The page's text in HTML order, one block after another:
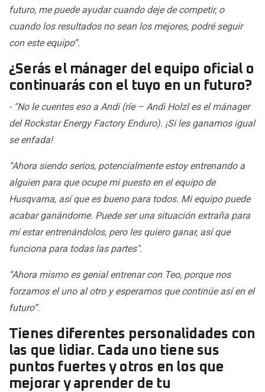
futuro, me puede ayudar cuando deje de competir, o
cuando los resultados no sean los mejores, podré seguir
con este equipo”.
¿Serás el mánager del equipo oficial o
continuarás con el tuyo en un futuro?
- “No le cuentes eso a Andi (ríe – Andi Holzl es el mánager
del Rockstar Energy Factory Enduro). ¡Si les ganamos igual
se enfada!
“Ahora siendo serios, potencialmente estoy entrenando a
alguien para que ocupe mi puesto en el equipo de
Husqvarna, así que es bueno para todos. Mi equipo puede
acabar ganándome. Puede ser una situación extraña para
mí estar entrenándolos, pero les quiero ganar, así que
funciona para todas las partes".
“Ahora mismo es genial entrenar con Teo, porque nos
forzamos el uno al otro y esperamos que continúe así en el
futuro”.
Tienes diferentes personalidades con
las que lidiar. Cada uno tiene sus
puntos fuertes y otros en los que
mejorar y aprender de tu